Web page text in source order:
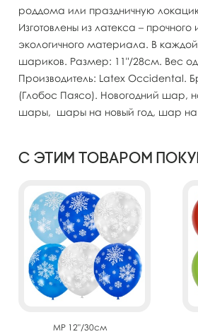
роддома или праздничную
Изготовлены из латекса – прочного
экологичного материала. В
шариков. Размер: 11"/28см. Вес
Производитель: Latex Occidental.
(Глобос Паясо). Новогодний шар,
шары, шары на новый год, шар на
С этим товаром
MP 12"/30см